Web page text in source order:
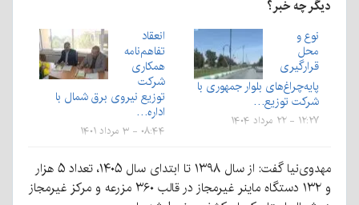
دیگر چه خبر؟
نوع و
محل
قرارگیری
پایه‌چراغ‌های بلوار جمهوری با
شرکت توزیع…
۱۲:۲۷ - ۲۲ مرداد ۱۴۰۴
انعقاد
تفاهم‌نامه
همکاری
شرکت
توزیع نیروی برق شمال با
اداره…
۰۸:۴۴ - ۳ مرداد ۱۴۰۱
مهدوی‌نیا گفت: از سال ۱۳۹۸ تا ابتدای سال ۱۴۰۵، تعداد ۵ هزار
و ۱۳۲ دستگاه ماینر غیرمجاز در قالب ۳۶۰ مزرعه و مرکز غیرمجاز